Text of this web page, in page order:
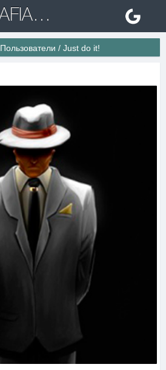
✌ CS-MAFIA.RU ✌ Игровые сервера Counter Strike 1.6
Пользователи / Just do it!